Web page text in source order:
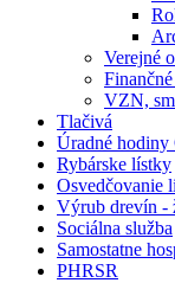
Verejné
VZN,
Tlačivá
Úradné hodiny
Rybárske lístky
Osvedčovanie
Výrub drevín -
Sociálna služba
Samostatne
PHRSR